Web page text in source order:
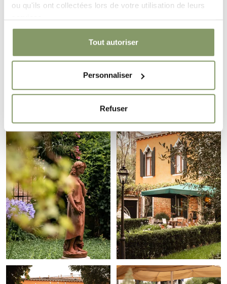
ou qu'ils ont collectées lors de votre utilisation de leurs
Tout autoriser
Personnaliser
Refuser